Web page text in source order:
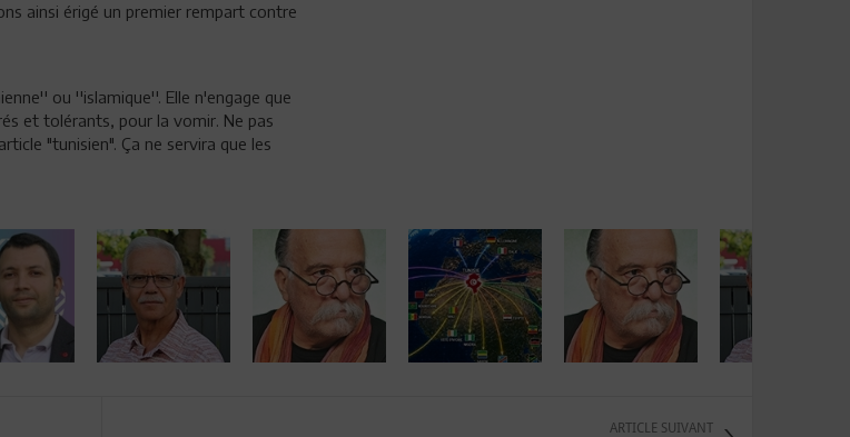
ainsi érigé un premier rempart contre
ou ''islamique''. Elle n'engage que
et tolérants, pour la vomir. Ne pas
"tunisien". Ça ne servira que les
ARTICLE SUIVANT